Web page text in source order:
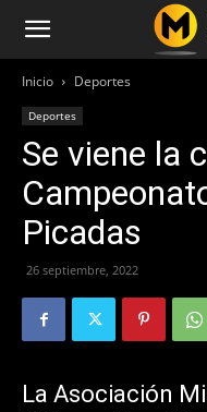
Inicio Deportes
Deportes
Se viene la
Picadas
26 septiembre, 2022
La Asociación